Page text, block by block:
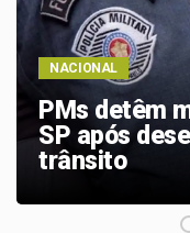
Saiba
de ano para